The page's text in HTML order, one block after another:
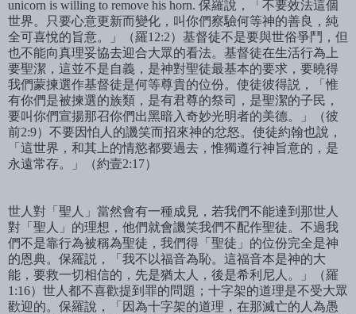
unicorn is willing to remove his horn. 保羅說，「不要效法這個
世界。只要心意更新而變化，叫你們察驗何等神的善良，純
全可喜悅的旨意。」（羅12:2）基督徒不是要與世俗爭鬥，但
也不能向真理妥協去迎合大眾的看法。基督徒在生活行為上
要聖潔，這並不是自義，是神對聖徒最基本的要求，要曉得
我們蒙揀選作基督徒是何等尊貴的位份。使徒彼得説，「惟
有你們是被揀選的族類，是有君尊的祭司，是聖潔的子民，
要叫你們宣揚那召你們出黑暗入奇妙光明者的美德。」（彼
前2:9）不要因怕人的譏笑而招來神的忿怒。使徒約翰也說，
「這世界，和其上的情慾都要過去，惟獨遵行神旨意的，是
永遠常存。」（約壹2:17）
世人對「聖人」當然會有一種成見，若我們不能達到那世人
對「聖人」的理想，他們就會譏笑我們不配作聖徒。不過我
們不是靠行為被稱為聖徒，我們得「聖徒」的位份完全是神
的恩典。保羅説，「我不以福音為恥。這福音本是神的大
能，要救一切相信的，先是猶太人，後是希利尼人。」（羅
1:16）世人都不喜歡提到罪的問題；十字架的道理是不受大眾
歡迎的。保羅說，「因為十字架的道理，在那滅亡的人為愚